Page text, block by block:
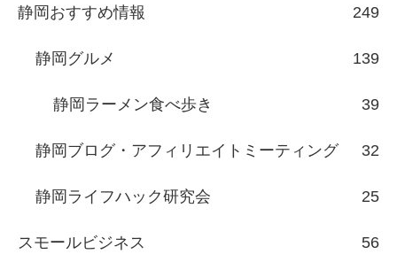
静岡おすすめ情報 249
静岡グルメ 139
静岡ラーメン食べ歩き 39
静岡ブログ・アフィリエイトミーティング 32
静岡ライフハック研究会 25
スモールビジネス 56